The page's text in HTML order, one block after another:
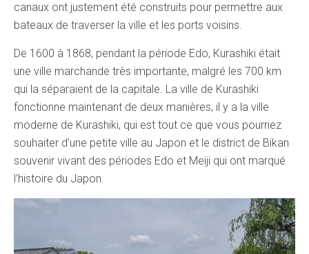
canaux ont justement été construits pour permettre aux
bateaux de traverser la ville et les ports voisins.
De 1600 à 1868, pendant la période Edo, Kurashiki était
une ville marchande très importante, malgré les 700 km
qui la séparaient de la capitale. La ville de Kurashiki
fonctionne maintenant de deux manières, il y a la ville
moderne de Kurashiki, qui est tout ce que vous pourriez
souhaiter d’une petite ville au Japon et le district de Bikan
souvenir vivant des périodes Edo et Meiji qui ont marqué
l’histoire du Japon.